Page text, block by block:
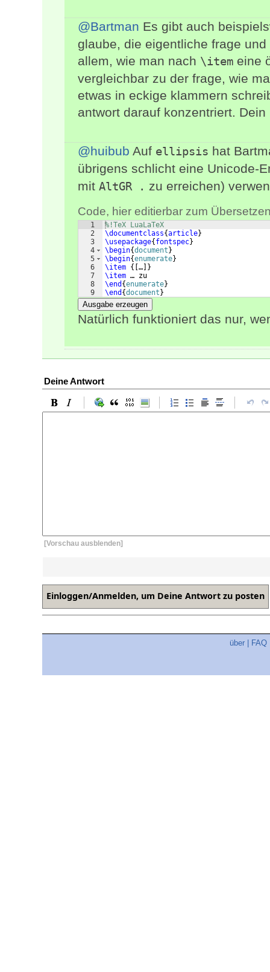
@Bartman Es gibt auch
glaube, die eigentliche frage
allem, wie man nach \item eine
vergleichbar zu der frage, wie
etwas in eckige klammern
antwort darauf konzentriert.
@huibub Auf ellipsis hat
übrigens schlicht eine Unicode-
mit AltGR . zu erreichen)
Code, hier editierbar zum
1
2
3
4
5
6
7
8
9
%!TeX LuaLaTeX
\documentclass{article}
\usepackage{ fontspec}
\begin{document }
\begin{enumerate}
\item {[ … ]}
\item … zu
\end {enumerate}
\end {document }
Ausgabe erzeugen
Natürlich funktioniert das nur,
Deine Antwort
[Vorschau ausblenden]
über FAQ